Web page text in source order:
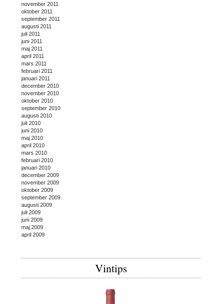
november 2011
oktober 2011
september 2011
augusti 2011
juli 2011
juni 2011
maj 2011
april 2011
mars 2011
februari 2011
januari 2011
december 2010
november 2010
oktober 2010
september 2010
augusti 2010
juli 2010
juni 2010
maj 2010
april 2010
mars 2010
februari 2010
januari 2010
december 2009
november 2009
oktober 2009
september 2009
augusti 2009
juli 2009
juni 2009
maj 2009
april 2009
Vintips